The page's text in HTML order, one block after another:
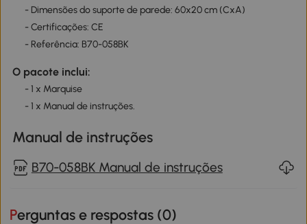
- Dimensões do suporte de parede: 60x20 cm (CxA)
- Certificações: CE
- Referência: B70-058BK
O pacote inclui:
- 1 x Marquise
- 1 x Manual de instruções.
Manual de instruções
B70-058BK Manual de instruções
Perguntas e respostas (0)